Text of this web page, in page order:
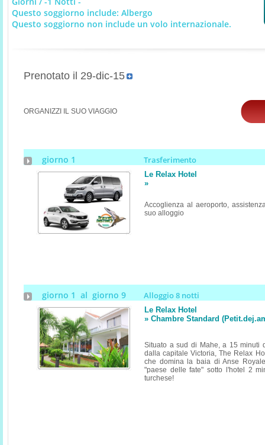
Questo soggiorno include: Albergo
Questo soggiorno non include un volo internazionale.
Prenotato il 29-dic-15
ORGANIZZI IL SUO VIAGGIO
giorno 1 Trasferimento
Le Relax Hotel
»
Accoglienza al aeroporto,
suo alloggio
giorno 1 al giorno 9 Alloggio 8 notti
Le Relax Hotel
» Chambre Standard
Situato a sud di Mahe, a 15 minuti
dalla capitale Victoria, The Relax
che domina la baia di Anse
"paese delle fate" sotto l'hotel 2
turchese!